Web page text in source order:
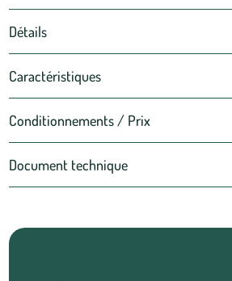
Détails
Caractéristiques
Conditionnements / Prix
Document technique